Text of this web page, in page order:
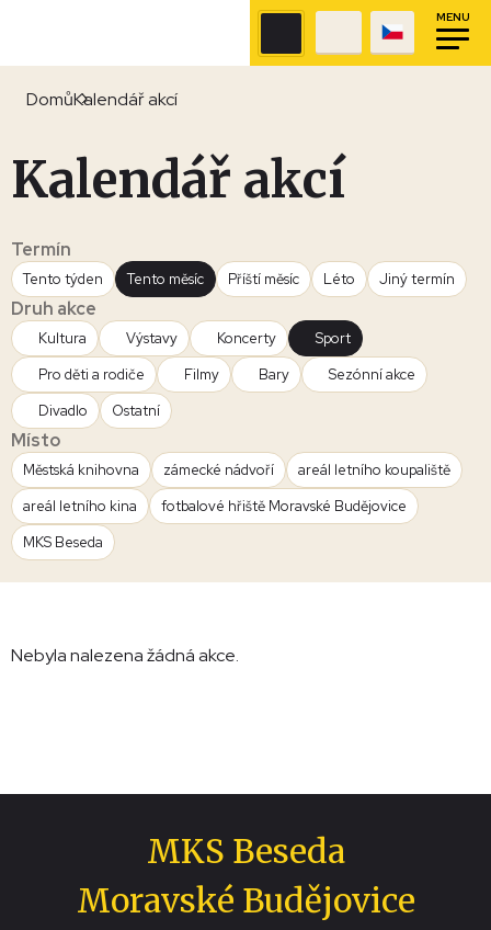
MENU
DomůKalendář akcí
Kalendář akcí
Termín
Tento týden Tento měsíc Příští měsíc Léto Jiný termín
Druh akce
Kultura Výstavy Koncerty
Sport
Pro děti a rodiče
Filmy Bary
Sezónní akce
Divadlo
Ostatní
Místo
Městská knihovna zámecké nádvoří
areál letního koupaliště
areál letního kina
fotbalové hřiště Moravské Budějovice
MKS Beseda
Nebyla nalezena žádná akce.
MKS Beseda
Moravské Budějovice